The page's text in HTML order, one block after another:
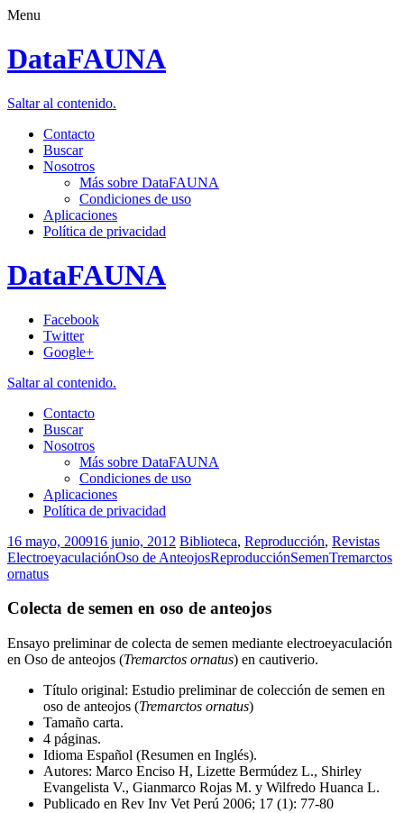
Menu
DataFAUNA
Saltar al contenido.
Contacto
Buscar
Nosotros
Más sobre DataFAUNA
Condiciones de uso
Aplicaciones
Política de privacidad
DataFAUNA
Facebook
Twitter
Google+
Saltar al contenido.
Contacto
Buscar
Nosotros
Más sobre DataFAUNA
Condiciones de uso
Aplicaciones
Política de privacidad
16 mayo, 200916 junio, 2012 Biblioteca, Reproducción, Revistas
ElectroeyaculaciónOso de AnteojosReproducciónSemenTremarctos
ornatus
Colecta de semen en oso de anteojos
Ensayo preliminar de colecta de semen mediante electroeyaculación
en Oso de anteojos (Tremarctos ornatus) en cautiverio.
Título original: Estudio preliminar de colección de semen en
oso de anteojos (Tremarctos ornatus)
Tamaño carta.
4 páginas.
Idioma Español (Resumen en Inglés).
Autores: Marco Enciso H, Lizette Bermúdez L., Shirley
Evangelista V., Gianmarco Rojas M. y Wilfredo Huanca L.
Publicado en Rev Inv Vet Perú 2006; 17 (1): 77-80